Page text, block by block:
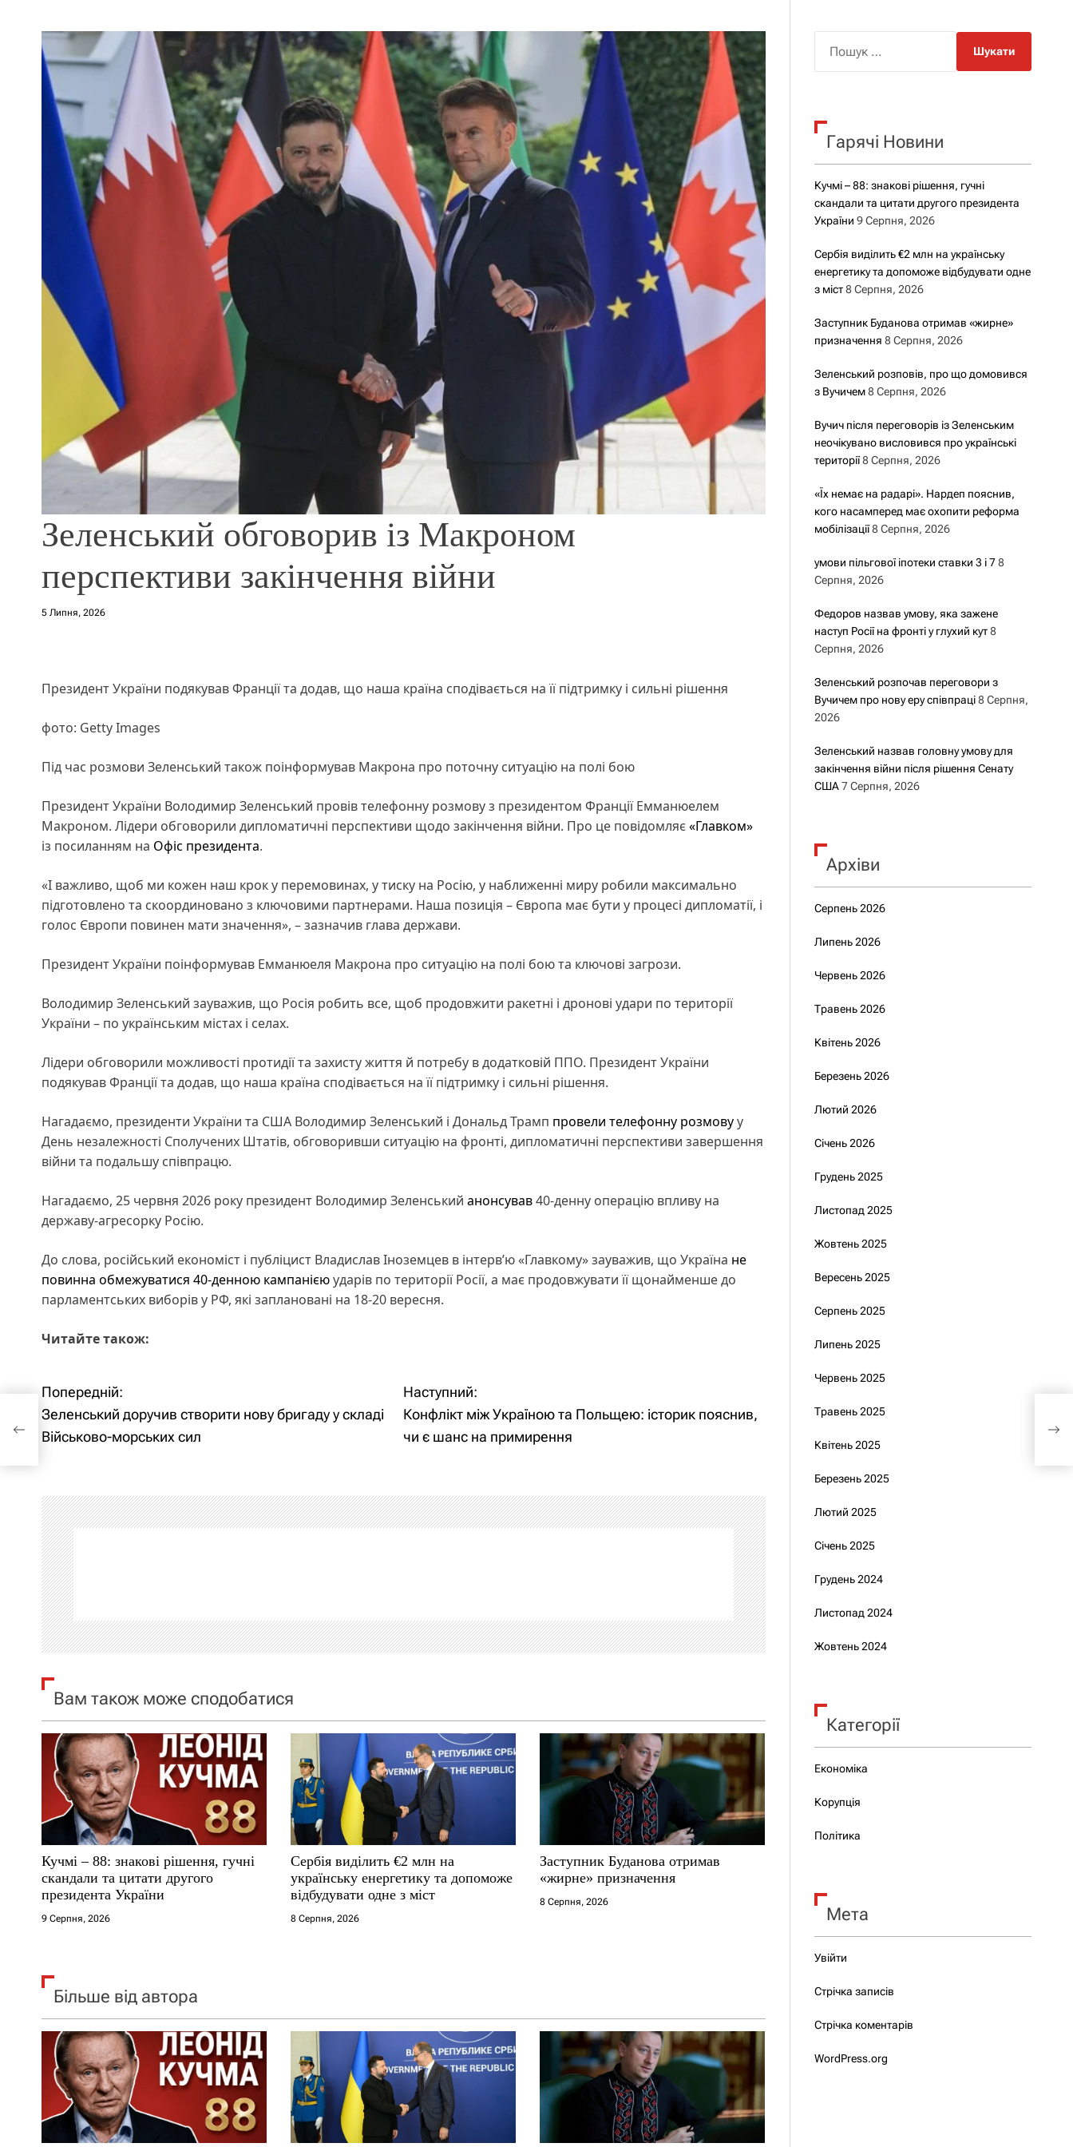
о
в
о
г
у
Зеленський обговорив із Макроном
перспективи закінчення війни
5 Липня, 2026
Президент України подякував Франції та додав, що наша країна сподівається на її підтримку і сильні рішення
фото: Getty Images
Під час розмови Зеленський також поінформував Макрона про поточну ситуацію на полі бою
Президент України Володимир Зеленський провів телефонну розмову з президентом Франції Емманюелем
Макроном. Лідери обговорили дипломатичні перспективи щодо закінчення війни. Про це повідомляє«Главком»
із посиланням на Офіс президента.
«І важливо, щоб ми кожен наш крок у перемовинах, у тиску на Росію, у наближенні миру робили максимально
підготовлено та скоординовано з ключовими партнерами. Наша позиція – Європа має бути у процесі дипломатії, і
голос Європи повинен мати значення», – зазначив глава держави.
Президент України поінформував Емманюеля Макрона про ситуацію на полі бою та ключові загрози.
Володимир Зеленський зауважив, що Росія робить все, щоб продовжити ракетні і дронові удари по території
України – по українським містах і селах.
Лідери обговорили можливості протидії та захисту життя й потребу в додатковій ППО. Президент України
подякував Франції та додав, що наша країна сподівається на її підтримку і сильні рішення.
Нагадаємо, президенти України та США Володимир Зеленський і Дональд Трамп провели телефонну розмовуу
День незалежності Сполучених Штатів, обговоривши ситуацію на фронті, дипломатичні перспективи завершення
війни та подальшу співпрацю.
Нагадаємо, 25 червня 2026 року президент Володимир Зеленський анонсував40-денну операцію впливу на
державу-агресорку Росію.
До слова, російський економіст і публіцист Владислав Іноземцев в інтерв’ю «Главкому» зауважив, що Україна не
повинна обмежуватися 40-денною кампанієюударів по території Росії, а має продовжувати її щонайменше до
парламентських виборів у РФ, які заплановані на 18-20 вересня.
Читайте також:
Н
а
і
г
а
ц
і
я
а
с
і
в
Попередній:
Зеленський доручив створити нову бригаду у складі
Військово-морських сил
Наступний:
Конфлікт між Україною та Польщею: історик пояснив,
чи є шанс на примирення
Вам також може сподобатися
Кучмі – 88: знакові рішення, гучні
скандали та цитати другого
президента України
9 Серпня, 2026
Сербія виділить €2 млн на
українську енергетику та допоможе
відбудувати одне з міст
8 Серпня, 2026
Заступник Буданова отримав
«жирне» призначення
8 Серпня, 2026
Більше від автора
к
Гарячі Новини
Кучмі – 88: знакові рішення, гучні
скандали та цитати другого президента
України 9 Серпня, 2026
Сербія виділить €2 млн на українську
енергетику та допоможе відбудувати одне
з міст 8 Серпня, 2026
Заступник Буданова отримав «жирне»
призначення 8 Серпня, 2026
Зеленський розповів, про що домовився
з Вучичем 8 Серпня, 2026
Вучич після переговорів із Зеленським
неочікувано висловився про українські
території 8 Серпня, 2026
«Їх немає на радарі». Нардеп пояснив,
кого насамперед має охопити реформа
мобілізації 8 Серпня, 2026
умови пільгової іпотеки ставки 3 і 7 8
Серпня, 2026
Федоров назвав умову, яка зажене
наступ Росії на фронті у глухий кут 8
Серпня, 2026
Зеленський розпочав переговори з
Вучичем про нову еру співпраці 8 Серпня,
2026
Зеленський назвав головну умову для
закінчення війни після рішення Сенату
США 7 Серпня, 2026
Архіви
Серпень 2026
Липень 2026
Червень 2026
Травень 2026
Квітень 2026
Березень 2026
Лютий 2026
Січень 2026
Грудень 2025
Листопад 2025
Жовтень 2025
Вересень 2025
Серпень 2025
Липень 2025
Червень 2025
Травень 2025
Квітень 2025
Березень 2025
Лютий 2025
Січень 2025
Грудень 2024
Листопад 2024
Жовтень 2024
Категорії
Економіка
Корупція
Політика
Мета
Увійти
Стрічка записів
Стрічка коментарів
WordPress.org